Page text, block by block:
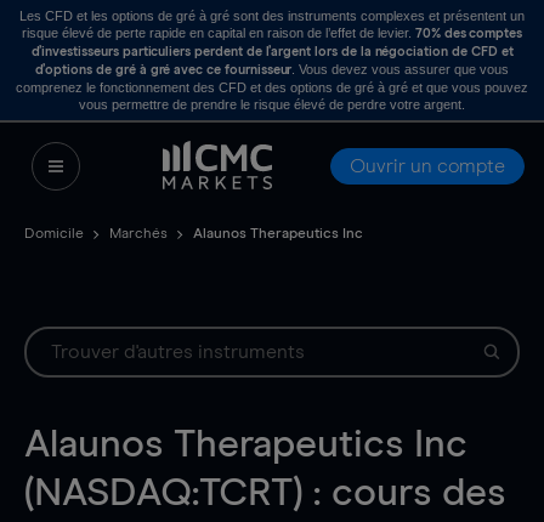
Les CFD et les options de gré à gré sont des instruments complexes et présentent un
risque élevé de perte rapide en capital en raison de l’effet de levier. 70% des comptes
d’investisseurs particuliers perdent de l’argent lors de la négociation de CFD et
d’options de gré à gré avec ce fournisseur . Vous devez vous assurer que vous
comprenez le fonctionnement des CFD et des options de gré à gré et que vous pouvez
vous permettre de prendre le risque élevé de perdre votre argent.
Ouvrir un compte
Domicile Marchés Alaunos Therapeutics Inc
Alaunos Therapeutics Inc
(NASDAQ:TCRT) : cours des